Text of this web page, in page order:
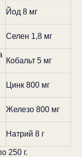
Йод 8 мг
Селен 1,8 мг
Кобальт 5 мг
Цинк 800 мг
Железо 800 мг
Натрий 8 г
250 г.